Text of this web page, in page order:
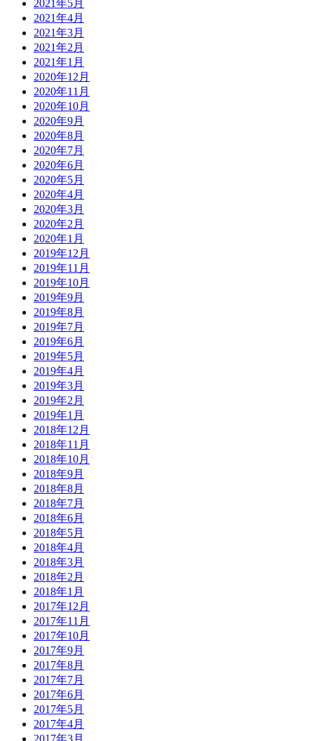
2021年5月
2021年4月
2021年3月
2021年2月
2021年1月
2020年12月
2020年11月
2020年10月
2020年9月
2020年8月
2020年7月
2020年6月
2020年5月
2020年4月
2020年3月
2020年2月
2020年1月
2019年12月
2019年11月
2019年10月
2019年9月
2019年8月
2019年7月
2019年6月
2019年5月
2019年4月
2019年3月
2019年2月
2019年1月
2018年12月
2018年11月
2018年10月
2018年9月
2018年8月
2018年7月
2018年6月
2018年5月
2018年4月
2018年3月
2018年2月
2018年1月
2017年12月
2017年11月
2017年10月
2017年9月
2017年8月
2017年7月
2017年6月
2017年5月
2017年4月
2017年3月